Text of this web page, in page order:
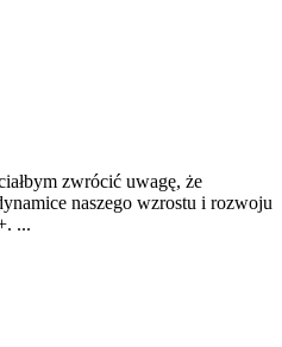
zwrócić uwagę, że
naszego wzrostu i rozwoju
...